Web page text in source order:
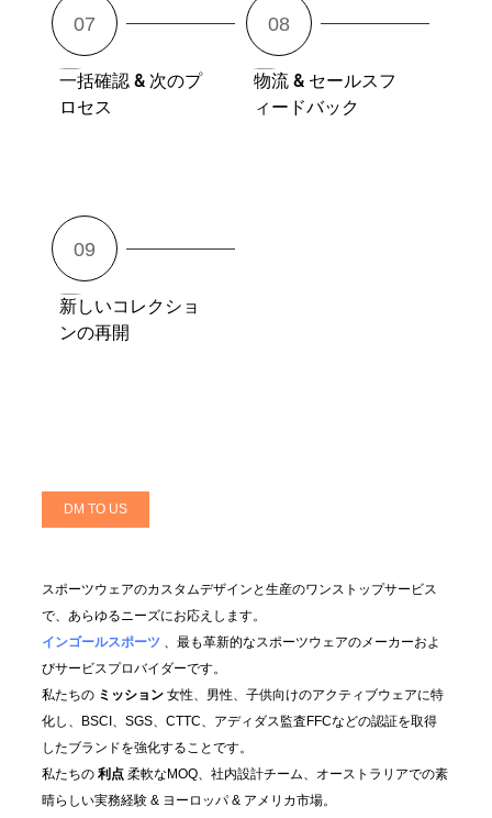
一括確認 & 次のプ
ロセス
物流 & セールスフ
ィードバック
新しいコレクショ
ンの再開
DM TO US
スポーツウェアのカスタムデザインと生産のワンストップサービス
で、あらゆるニーズにお応えします。
インゴールスポーツ 、最も革新的なスポーツウェアのメーカーおよ
びサービスプロバイダーです。
私たちの ミッション女性、男性、子供向けのアクティブウェアに特
化し、BSCI、SGS、CTTC、アディダス監査FFCなどの認証を取得
したブランドを強化することです。
私たちの利点柔軟なMOQ、社内設計チーム、オーストラリアでの素
晴らしい実務経験 & ヨーロッパ & アメリカ市場。